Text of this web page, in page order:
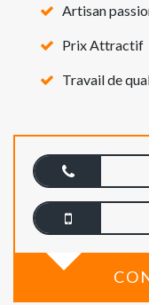
Artisan
Prix Attractif
Travail de